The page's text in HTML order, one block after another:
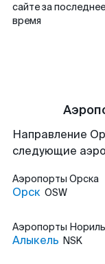
сайте за последнее
время
Направление
следующие
Аэропорты Орска
Орск OSW
Аэропорты
Алыкель NSK